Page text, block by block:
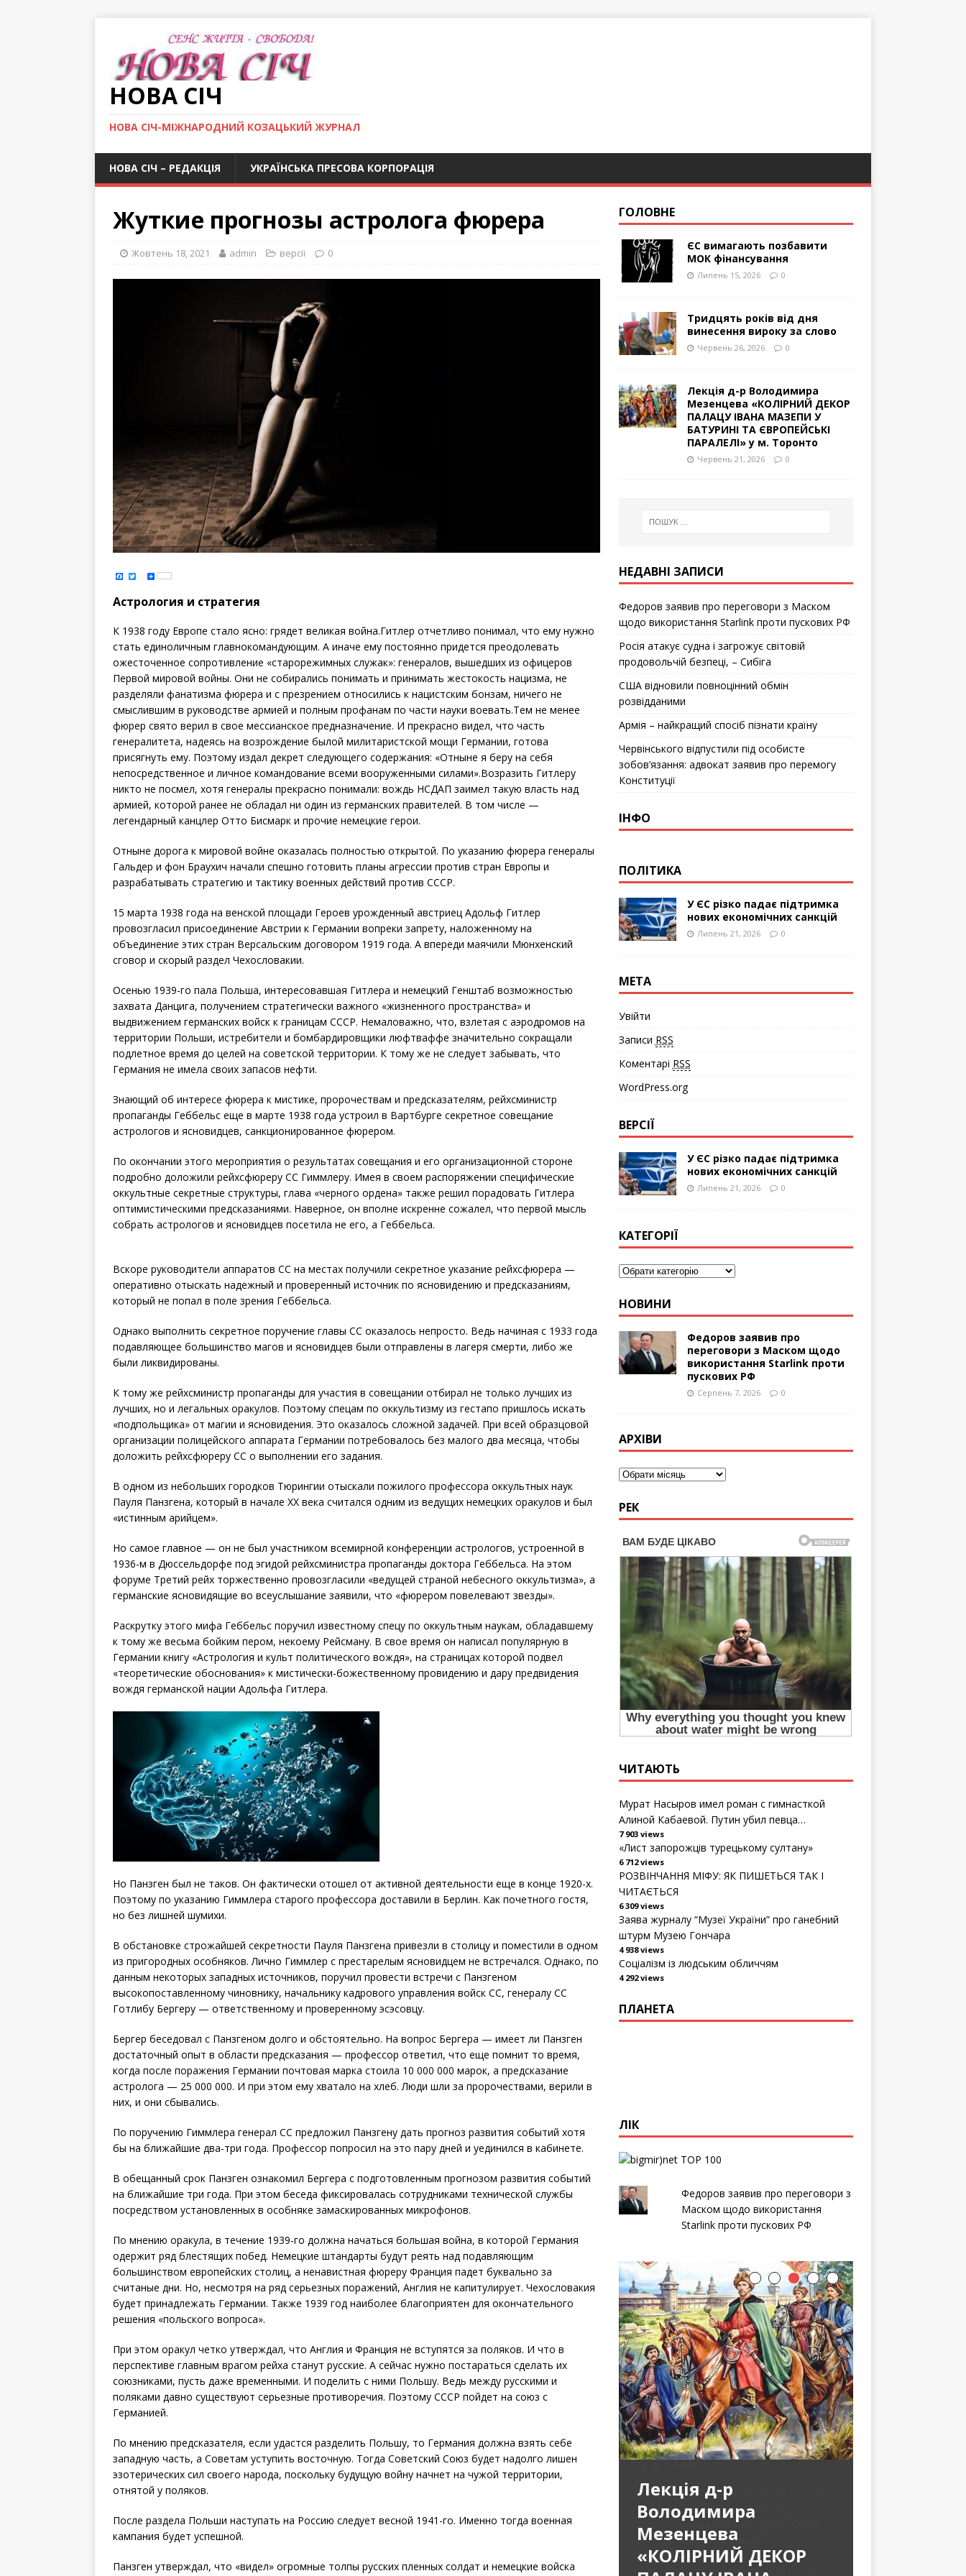
НОВА СІЧ
НОВА СІЧ-МІЖНАРОДНИЙ КОЗАЦЬКИЙ ЖУРНАЛ
НОВА СІЧ – РЕДАКЦІЯ УКРАЇНСЬКА ПРЕСОВА КОРПОРАЦІЯ
Жуткие прогнозы астролога фюрера
Жовтень 18, 2021 admin версії 0
a
e
b
k
t
t
e
Sh
r
e
Астрология и стратегия
К 1938 году Европе стало ясно: грядет великая война.Гитлер отчетливо понимал, что ему нужно
стать единоличным главнокомандующим. А иначе ему постоянно придется преодолевать
ожесточенное сопротивление «старорежимных служак»: генералов, вышедших из офицеров
Первой мировой войны. Они не собирались понимать и принимать жестокость нацизма, не
разделяли фанатизма фюрера и с презрением относились к нацистским бонзам, ничего не
смыслившим в руководстве армией и полным профанам по части науки воевать.Тем не менее
фюрер свято верил в свое мессианское предназначение. И прекрасно видел, что часть
генералитета, надеясь на возрождение былой милитаристской мощи Германии, готова
присягнуть ему. Поэтому издал декрет следующего содержания: «Отныне я беру на себя
непосредственное и личное командование всеми вооруженными силами».Возразить Гитлеру
никто не посмел, хотя генералы прекрасно понимали: вождь НСДАП заимел такую власть над
армией, которой ранее не обладал ни один из германских правителей. В том числе —
легендарный канцлер Отто Бисмарк и прочие немецкие герои.
Отныне дорога к мировой войне оказалась полностью открытой. По указанию фюрера генералы
Гальдер и фон Браухич начали спешно готовить планы агрессии против стран Европы и
разрабатывать стратегию и тактику военных действий против СССР.
15 марта 1938 года на венской площади Героев урожденный австриец Адольф Гитлер
провозгласил присоединение Австрии к Германии вопреки запрету, наложенному на
объединение этих стран Версальским договором 1919 года. А впереди маячили Мюнхенский
сговор и скорый раздел Чехословакии.
Осенью 1939-го пала Польша, интересовавшая Гитлера и немецкий Генштаб возможностью
захвата Данцига, получением стратегически важного «жизненного пространства» и
выдвижением германских войск к границам СССР. Немаловажно, что, взлетая с аэродромов на
территории Польши, истребители и бомбардировщики люфтваффе значительно сокращали
подлетное время до целей на советской территории. К тому же не следует забывать, что
Германия не имела своих запасов нефти.
Знающий об интересе фюрера к мистике, пророчествам и предсказателям, рейхсминистр
пропаганды Геббельс еще в марте 1938 года устроил в Вартбурге секретное совещание
астрологов и ясновидцев, санкционированное фюрером.
По окончании этого мероприятия о результатах совещания и его организационной стороне
подробно доложили рейхсфюреру СС Гиммлеру. Имея в своем распоряжении специфические
оккультные секретные структуры, глава «черного ордена» также решил порадовать Гитлера
оптимистическими предсказаниями. Наверное, он вполне искренне сожалел, что первой мысль
собрать астрологов и ясновидцев посетила не его, а Геббельса.
Вскоре руководители аппаратов СС на местах получили секретное указание рейхсфюрера —
оперативно отыскать надежный и проверенный источник по ясновидению и предсказаниям,
который не попал в поле зрения Геббельса.
Однако выполнить секретное поручение главы СС оказалось непросто. Ведь начиная с 1933 года
подавляющее большинство магов и ясновидцев были отправлены в лагеря смерти, либо же
были ликвидированы.
К тому же рейхсминистр пропаганды для участия в совещании отбирал не только лучших из
лучших, но и легальных оракулов. Поэтому спецам по оккультизму из гестапо пришлось искать
«подпольщика» от магии и ясновидения. Это оказалось сложной задачей. При всей образцовой
организации полицейского аппарата Германии потребовалось без малого два месяца, чтобы
доложить рейхсфюреру СС о выполнении его задания.
В одном из небольших городков Тюрингии отыскали пожилого профессора оккультных наук
Пауля Панзгена, который в начале XX века считался одним из ведущих немецких оракулов и был
«истинным арийцем».
Но самое главное — он не был участником всемирной конференции астрологов, устроенной в
1936-м в Дюссельдорфе под эгидой рейхсминистра пропаганды доктора Геббельса. На этом
форуме Третий рейх торжественно провозгласили «ведущей страной небесного оккультизма», а
германские ясновидящие во всеуслышание заявили, что «фюрером повелевают звезды».
Раскрутку этого мифа Геббельс поручил известному спецу по оккультным наукам, обладавшему
к тому же весьма бойким пером, некоему Рейсману. В свое время он написал популярную в
Германии книгу «Астрология и культ политического вождя», на страницах которой подвел
«теоретические обоснования» к мистически-божественному провидению и дару предвидения
вождя германской нации Адольфа Гитлера.
Но Панзген был не таков. Он фактически отошел от активной деятельности еще в конце 1920-х.
Поэтому по указанию Гиммлера старого профессора доставили в Берлин. Как почетного гостя,
но без лишней шумихи.
В обстановке строжайшей секретности Пауля Панзгена привезли в столицу и поместили в одном
из пригородных особняков. Лично Гиммлер с престарелым ясновидцем не встречался. Однако, по
данным некоторых западных источников, поручил провести встречи с Панзгеном
высокопоставленному чиновнику, начальнику кадрового управления войск СС, генералу СС
Готлибу Бергеру — ответственному и проверенному эсэсовцу.
Бергер беседовал с Панзгеном долго и обстоятельно. На вопрос Бергера — имеет ли Панзген
достаточный опыт в области предсказания — профессор ответил, что еще помнит то время,
когда после поражения Германии почтовая марка стоила 10 000 000 марок, а предсказание
астролога — 25 000 000. И при этом ему хватало на хлеб. Люди шли за пророчествами, верили в
них, и они сбывались.
По поручению Гиммлера генерал СС предложил Панзгену дать прогноз развития событий хотя
бы на ближайшие два-три года. Профессор попросил на это пару дней и уединился в кабинете.
В обещанный срок Панзген ознакомил Бергера с подготовленным прогнозом развития событий
на ближайшие три года. При этом беседа фиксировалась сотрудниками технической службы
посредством установленных в особняке замаскированных микрофонов.
По мнению оракула, в течение 1939-го должна начаться большая война, в которой Германия
одержит ряд блестящих побед. Немецкие штандарты будут реять над подавляющим
большинством европейских столиц, а ненавистная фюреру Франция падет буквально за
считаные дни. Но, несмотря на ряд серьезных поражений, Англия не капитулирует. Чехословакия
будет принадлежать Германии. Также 1939 год наиболее благоприятен для окончательного
решения «польского вопроса».
При этом оракул четко утверждал, что Англия и Франция не вступятся за поляков. И что в
перспективе главным врагом рейха станут русские. А сейчас нужно постараться сделать их
союзниками, пусть даже временными. И поделить с ними Польшу. Ведь между русскими и
поляками давно существуют серьезные противоречия. Поэтому СССР пойдет на союз с
Германией.
По мнению предсказателя, если удастся разделить Польшу, то Германия должна взять себе
западную часть, а Советам уступить восточную. Тогда Советский Союз будет надолго лишен
эзотерических сил своего народа, поскольку будущую войну начнет на чужой территории,
отнятой у поляков.
После раздела Польши наступать на Россию следует весной 1941-го. Именно тогда военная
кампания будет успешной.
Панзген утверждал, что «видел» огромные толпы русских пленных солдат и немецкие войска
ГОЛОВНЕ
ЄС вимагають позбавити
МОК фінансування
Липень 15, 2026 0
Тридцять років від дня
винесення вироку за слово
Червень 26, 2026 0
Лекція д-р Володимира
Мезенцева «КОЛІРНИЙ ДЕКОР
ПАЛАЦУ ІВАНА МАЗЕПИ У
БАТУРИНІ ТА ЄВРОПЕЙСЬКІ
ПАРАЛЕЛІ» у м. Торонто
Червень 21, 2026 0
НЕДАВНІ ЗАПИСИ
Федоров заявив про переговори з Маском
щодо використання Starlink проти пускових РФ
Росія атакує судна і загрожує світовій
продовольчій безпеці, – Сибіга
США відновили повноцінний обмін
розвідданими
Армія – найкращий спосіб пізнати країну
Червінського відпустили під особисте
зобов’язання: адвокат заявив про перемогу
Конституції
ІНФО
ПОЛІТИКА
У ЄС різко падає підтримка
нових економічних санкцій
Липень 21, 2026 0
МЕТА
Увійти
Записи RSS
Коментарі RSS
WordPress.org
ВЕРСІЇ
У ЄС різко падає підтримка
нових економічних санкцій
Липень 21, 2026 0
КАТЕГОРІЇ
НОВИНИ
Федоров заявив про
переговори з Маском щодо
використання Starlink проти
пускових РФ
Серпень 7, 2026 0
АРХІВИ
РЕК
ЧИТАЮТЬ
Мурат Насыров имел роман с гимнасткой
Алиной Кабаевой. Путин убил певца…
7 903 views
«Лист запорожців турецькому султану»
6 712 views
РОЗВІНЧАННЯ МІФУ: ЯК ПИШЕТЬСЯ ТАК І
ЧИТАЄТЬСЯ
6 309 views
Заява журналу “Музеї України” про ганебний
штурм Музею Гончара
4 938 views
Соціалізм із людським обличчям
4 292 views
ПЛАНЕТА
ЛІК
Федоров заявив про переговори з
Маском щодо використання
Starlink проти пускових РФ
Лекція д-р
Володимира
Мезенцева
«КОЛІРНИЙ ДЕКОР